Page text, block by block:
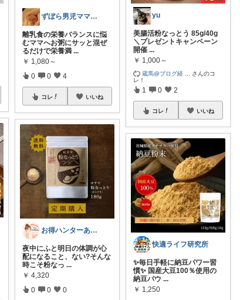
ずぼら男児ママの時短便利グッズROOM
離乳食の栄養バランスに悩
むママへお粥にサッと混ぜ
るだけで栄養満 ...
￥ 1,080～
0 0 4
コレ いいね
お得ハンターあや🛒今日もお得日和🛒
夜中にふと明日の体調が心
配になること、ない?そんな
時こそ粉なっ ...
￥ 4,320
0 0 0
yu
美腸活粉なっとう 85g/40g
＼プレゼントキャンペーン
開催 ...
￥ 1,000～
蔵馬@ブログ経
さんのコ
レ！
1 0 2
コレ いいね
快適ライフ研究所
✨毎日手軽に納豆パワー習
慣✨ 国産大豆100％使用の
納豆パウ ...
￥ 1,250